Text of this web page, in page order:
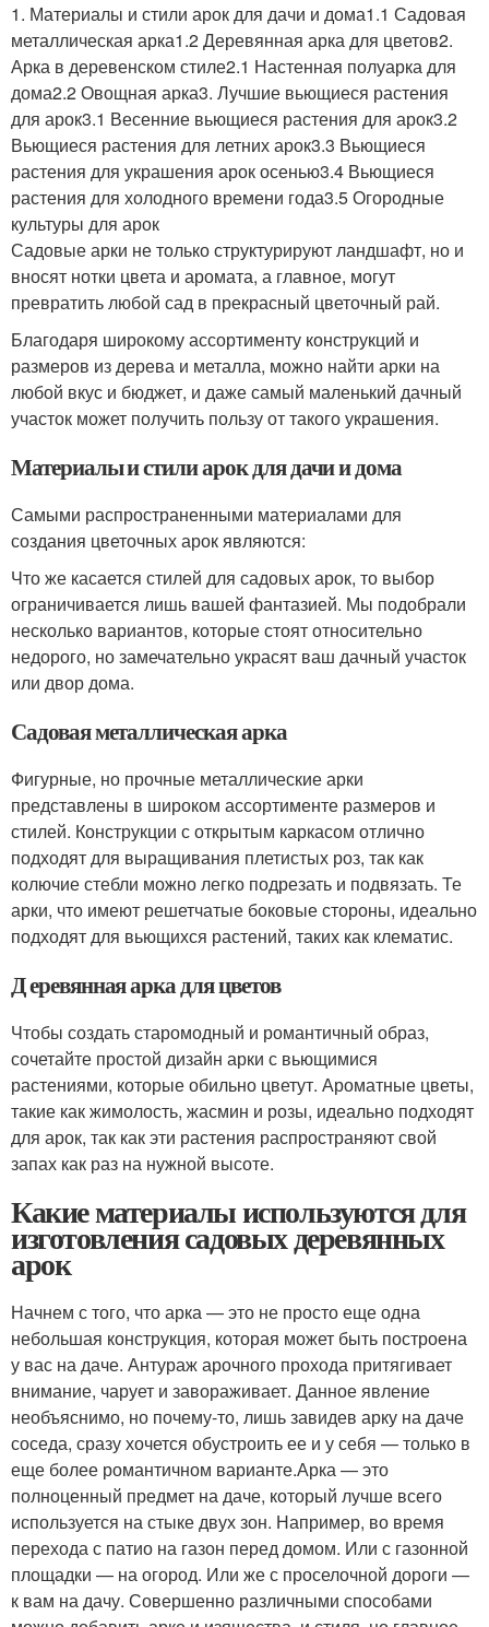
1. Материалы и стили арок для дачи и дома1.1 Садовая
металлическая арка1.2 Деревянная арка для цветов2.
Арка в деревенском стиле2.1 Настенная полуарка для
дома2.2 Овощная арка3. Лучшие вьющиеся растения
для арок3.1 Весенние вьющиеся растения для арок3.2
Вьющиеся растения для летних арок3.3 Вьющиеся
растения для украшения арок осенью3.4 Вьющиеся
растения для холодного времени года3.5 Огородные
культуры для арок
Садовые арки не только структурируют ландшафт, но и
вносят нотки цвета и аромата, а главное, могут
превратить любой сад в прекрасный цветочный рай.
Благодаря широкому ассортименту конструкций и
размеров из дерева и металла, можно найти арки на
любой вкус и бюджет, и даже самый маленький дачный
участок может получить пользу от такого украшения.
Материалы и стили арок для дачи и дома
Самыми распространенными материалами для
создания цветочных арок являются:
Что же касается стилей для садовых арок, то выбор
ограничивается лишь вашей фантазией. Мы подобрали
несколько вариантов, которые стоят относительно
недорого, но замечательно украсят ваш дачный участок
или двор дома.
Садовая металлическая арка
Фигурные, но прочные металлические арки
представлены в широком ассортименте размеров и
стилей. Конструкции с открытым каркасом отлично
подходят для выращивания плетистых роз, так как
колючие стебли можно легко подрезать и подвязать. Те
арки, что имеют решетчатые боковые стороны, идеально
подходят для вьющихся растений, таких как клематис.
Д еревянная арка для цветов
Чтобы создать старомодный и романтичный образ,
сочетайте простой дизайн арки с вьющимися
растениями, которые обильно цветут. Ароматные цветы,
такие как жимолость, жасмин и розы, идеально подходят
для арок, так как эти растения распространяют свой
запах как раз на нужной высоте.
Какие материалы используются для
изготовления садовых деревянных
арок
Начнем с того, что арка — это не просто еще одна
небольшая конструкция, которая может быть построена
у вас на даче. Антураж арочного прохода притягивает
внимание, чарует и завораживает. Данное явление
необъяснимо, но почему-то, лишь завидев арку на даче
соседа, сразу хочется обустроить ее и у себя — только в
еще более романтичном варианте.Арка — это
полноценный предмет на даче, который лучше всего
используется на стыке двух зон. Например, во время
перехода с патио на газон перед домом. Или с газонной
площадки — на огород. Или же с проселочной дороги —
к вам на дачу. Совершенно различными способами